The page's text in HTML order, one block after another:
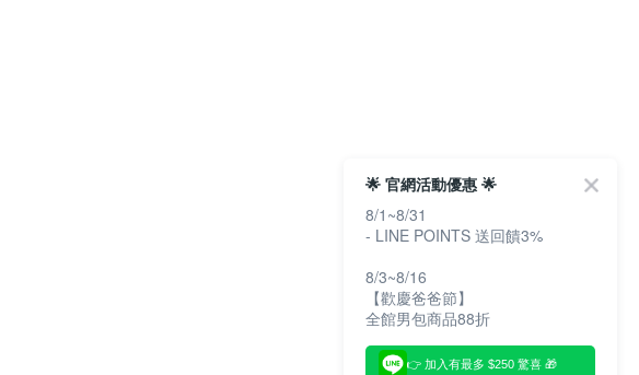
🌟 官網活動優惠 🌟
8/1~8/31
- LINE POINTS 送回饋3%
8/3~8/16
【歡慶爸爸節】
全館男包商品88折
👉 加入有最多 $250 驚喜 🎁